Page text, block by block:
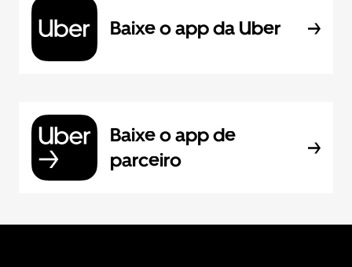
Baixe o app da Uber
Baixe o app de
parceiro